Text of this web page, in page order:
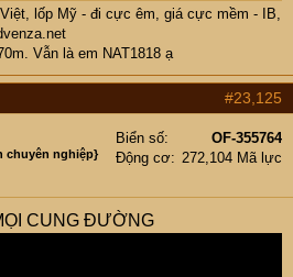
lốp Mỹ - đi cực êm, giá cực mềm - IB,
Vẫn là em NAT1818 ạ
#23,125
chuyên nghiệp}
Biển số
OF-355764
Động cơ
272,104 Mã lực
CUNG ĐƯỜNG